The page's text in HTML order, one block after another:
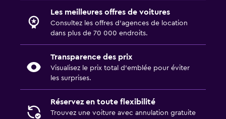
Les meilleures offres de voitures
Consultez les offres d’agences de location
dans plus de 70 000 endroits.
Transparence des prix
Visualisez le prix total d’emblée pour éviter
les surprises.
Réservez en toute flexibilité
Trouvez une voiture avec annulation gratuite